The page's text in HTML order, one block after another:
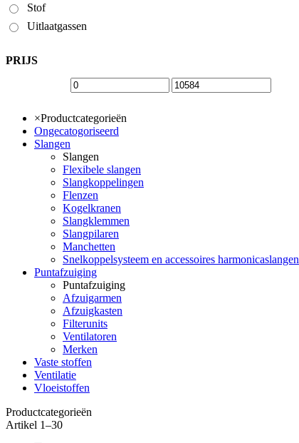
Stof
Uitlaatgassen
PRIJS
×Productcategorieën
Ongecatogoriseerd
Slangen
Slangen
Flexibele slangen
Slangkoppelingen
Flenzen
Kogelkranen
Slangklemmen
Slangpilaren
Manchetten
Snelkoppelsysteem en accessoires harmonicaslangen
Puntafzuiging
Puntafzuiging
Afzuigarmen
Afzuigkasten
Filterunits
Ventilatoren
Merken
Vaste stoffen
Ventilatie
Vloeistoffen
Productcategorieën
Artikel 1–30